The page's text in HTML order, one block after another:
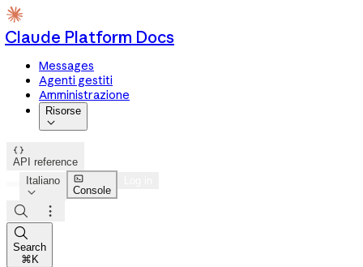
Claude Platform Docs
Messages
Agenti gestiti
Amministrazione
Risorse


API reference
Italiano


Console



Search
⌘K